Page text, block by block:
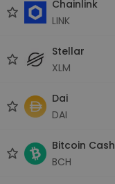
Chainlink
LINK
Stellar
XLM
Dai
DAI
Bitcoin Cash
BCH